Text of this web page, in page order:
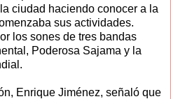
ciudad haciendo conocer a la
sus actividades.
los sones de tres bandas
Poderosa Sajama y la
Enrique Jiménez, señaló que